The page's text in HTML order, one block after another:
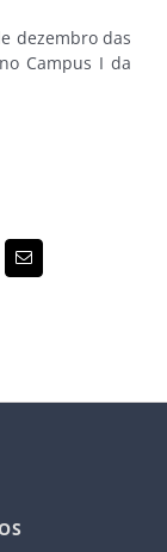
dezembro das
Campus I da
E-
mail